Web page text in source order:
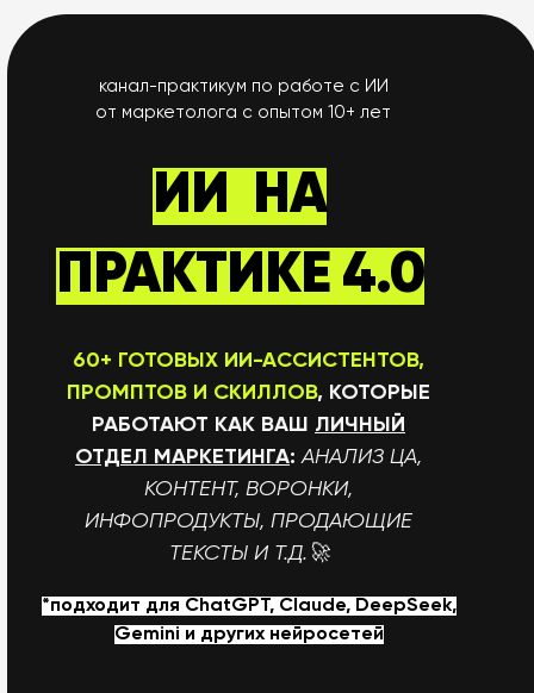
*подходит для СhatGPT, Claude, DeepSeek,
Gemini и других нейросетей
канал-практикум по работе с ИИ
от маркетолога с опытом 10+ лет
60+ ГОТОВЫХ ИИ-АССИСТЕНТОВ,
ПРОМПТОВ И СКИЛЛОВ, КОТОРЫЕ
РАБОТАЮТ КАК ВАШ ЛИЧНЫЙ
ОТДЕЛ МАРКЕТИНГА: АНАЛИЗ ЦА,
КОНТЕНТ, ВОРОНКИ,
ИНФОПРОДУКТЫ, ПРОДАЮЩИЕ
ТЕКСТЫ И Т.Д. 🚀
ИИ НА
ПРАКТИКЕ 4.0